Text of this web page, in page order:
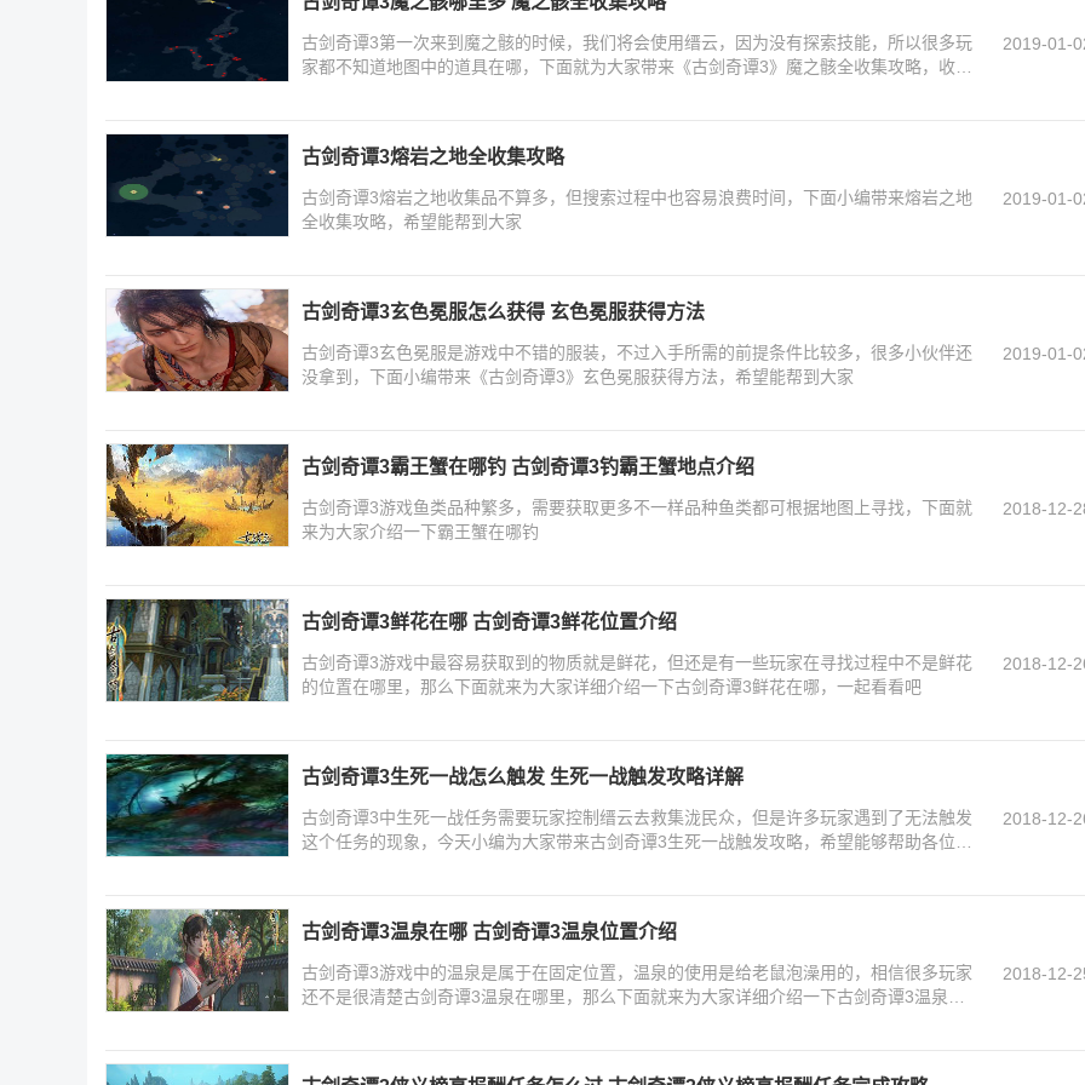
古剑奇谭3第一次来到魔之骸的时候，我们将会使用缙云，因为没有探索技能，所以很多玩
家都不知道地图中的道具在哪，下面就为大家带来《古剑奇谭3》魔之骸全收集攻略，收集
2019-01-
古剑奇谭3熔岩之地全收集攻略
古剑奇谭3熔岩之地收集品不算多，但搜索过程中也容易浪费时间，下面小编带来熔岩之地
全收集攻略，希望能帮到大家
2019-01-
古剑奇谭3玄色冕服怎么获得 玄色冕服获得方法
古剑奇谭3玄色冕服是游戏中不错的服装，不过入手所需的前提条件比较多，很多小伙伴还
没拿到，下面小编带来《古剑奇谭3》玄色冕服获得方法，希望能帮到大家
2019-01-
古剑奇谭3霸王蟹在哪钓 古剑奇谭3钓霸王蟹地点介绍
古剑奇谭3游戏鱼类品种繁多，需要获取更多不一样品种鱼类都可根据地图上寻找，下面就
来为大家介绍一下霸王蟹在哪钓
2018-12-
古剑奇谭3鲜花在哪 古剑奇谭3鲜花位置介绍
古剑奇谭3游戏中最容易获取到的物质就是鲜花，但还是有一些玩家在寻找过程中不是鲜花
的位置在哪里，那么下面就来为大家详细介绍一下古剑奇谭3鲜花在哪，一起看看吧
2018-12-
古剑奇谭3生死一战怎么触发 生死一战触发攻略详解
古剑奇谭3中生死一战任务需要玩家控制缙云去救集泷民众，但是许多玩家遇到了无法触发
这个任务的现象，今天小编为大家带来古剑奇谭3生死一战触发攻略，希望能够帮助各位玩
2018-12-
古剑奇谭3温泉在哪 古剑奇谭3温泉位置介绍
古剑奇谭3游戏中的温泉是属于在固定位置，温泉的使用是给老鼠泡澡用的，相信很多玩家
还不是很清楚古剑奇谭3温泉在哪里，那么下面就来为大家详细介绍一下古剑奇谭3温泉在
2018-12-